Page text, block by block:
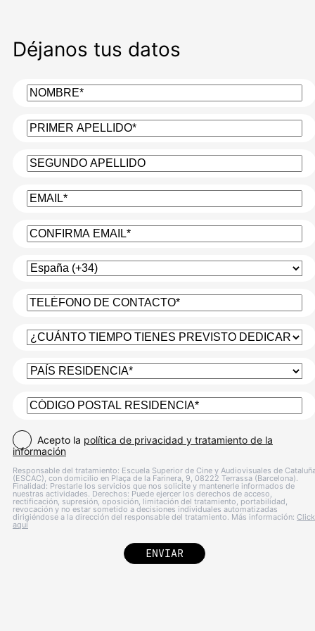
Déjanos tus datos
Acepto la política de privacidad y tratamiento de la
información
Responsable del tratamiento: Escuela Superior de Cine y Audiovisuales de
(ESCAC), con domicilio en Plaça de la Farinera, 9, 08222 Terrassa (Barcelona).
Finalidad: Prestarle los servicios que nos solicite y mantenerle informados de
nuestras actividades. Derechos: Puede ejercer los derechos de acceso,
rectificación, supresión, oposición, limitación del tratamiento, portabilidad,
revocación y no estar sometido a decisiones individuales automatizadas
dirigiéndose a la dirección del responsable del tratamiento. Más información: Click
aquí
ENVIAR